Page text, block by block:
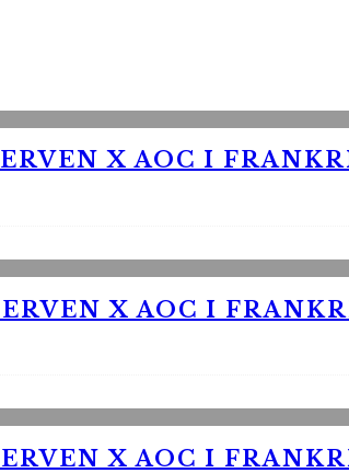
X AOC I
X AOC I
X AOC I